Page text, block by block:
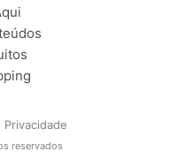
Privacidade
reservados